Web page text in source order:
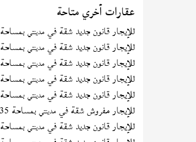
عقارات أخري متاحة
للإيجار قانون جديد شقة في مدينتي بمساحة 138 م
للإيجار قانون جديد شقة في مدينتي بمساحة 131 م
للإيجار قانون جديد شقة في مدينتي بمساحة 133 م
للإيجار قانون جديد شقة في مدينتي بمساحة 131 م
للإيجار قانون جديد شقة في مدينتي بمساحة 135 م
للإيجار مفروش شقة في مدينتي بمساحة 135 م
للإيجار قانون جديد شقة في مدينتي بمساحة 124 م